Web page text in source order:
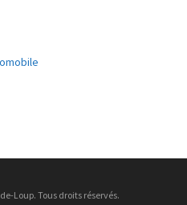
Loup. Tous droits réservés.